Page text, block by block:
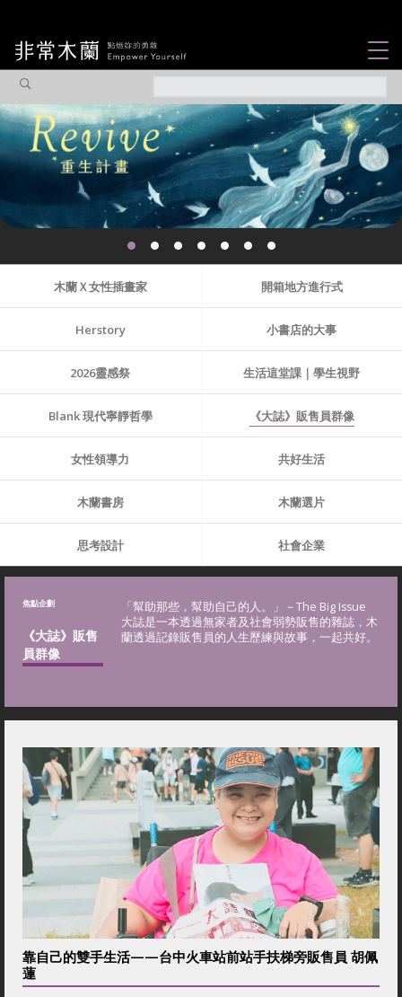
觀點專欄
焦點企劃
社會企業
認識我們
木蘭選片
木蘭Ｘ女性插畫家 開箱地方進行式
Herstory 小書店的大事
2026靈感祭 生活這堂課｜學生視野
Blank 現代寧靜哲學 《大誌》販售員群像
女性領導力 共好生活
木蘭書房 木蘭選片
思考設計 社會企業
焦點企劃
《大誌》販售
員群像
「幫助那些，幫助自己的人。」－The Big Issue
⼤誌是一本透過無家者及社會弱勢販售的雜誌，木
蘭透過記錄販售員的人生歷練與故事，一起共好。
靠自己的雙手生活——台中火車站前站手扶梯旁販售員 胡佩
蓮